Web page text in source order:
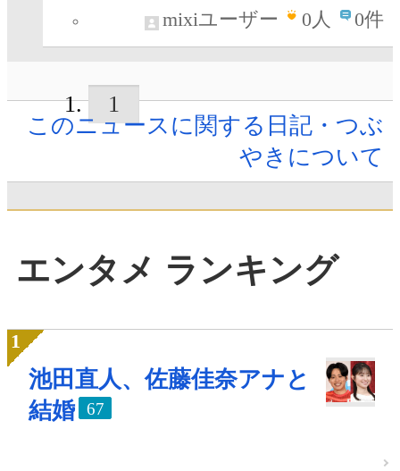
mixiユーザー
0人 0件
1
このニュースに関する日記・つぶ
やきについて
エンタメ ランキング
池田直人、佐藤佳奈アナと
結婚
67